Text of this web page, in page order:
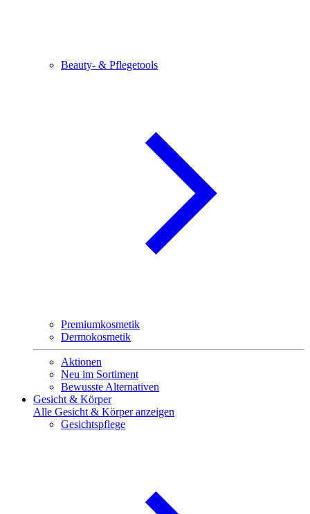
Beauty- & Pflegetools
Premiumkosmetik
Dermokosmetik
Aktionen
Neu im Sortiment
Bewusste Alternativen
Gesicht & Körper
Alle Gesicht & Körper anzeigen
Gesichtspflege